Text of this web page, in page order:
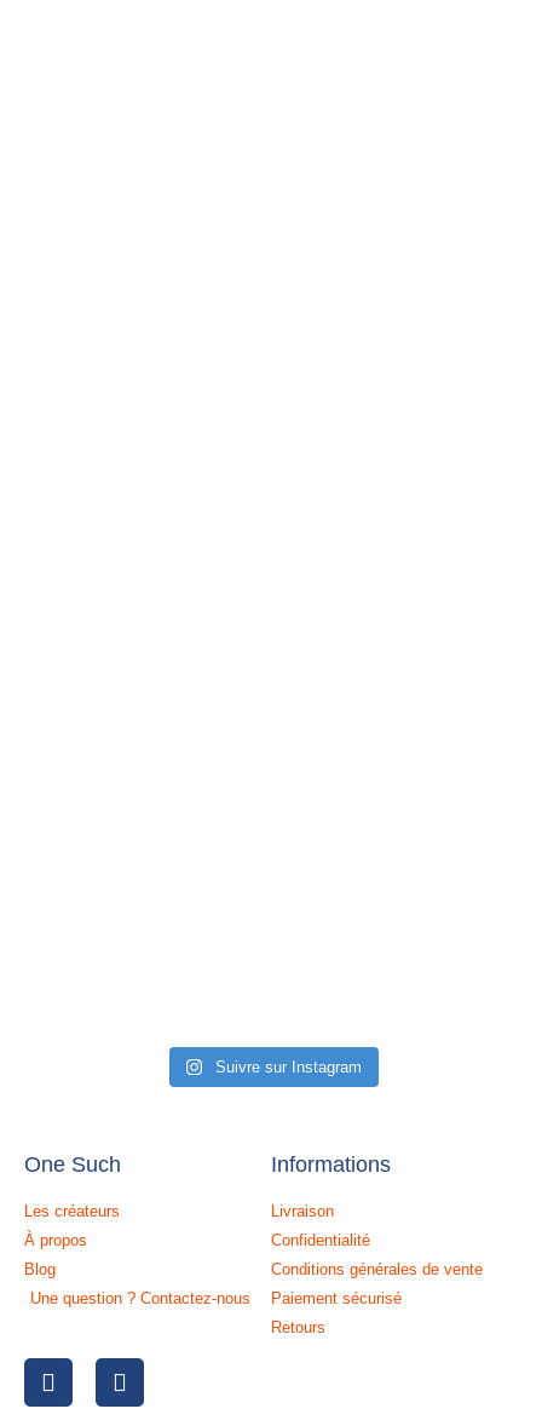
Suivre sur Instagram
One Such
Les créateurs
À propos
Blog
Une question ? Contactez-nous
Informations
Livraison
Confidentialité
Conditions générales de vente
Paiement sécurisé
Retours